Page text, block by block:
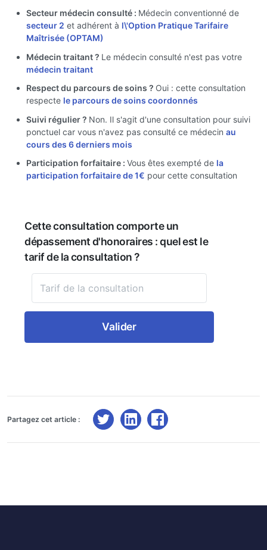
Secteur médecin consulté : Médecin conventionné de
secteur 2 et adhérent à l\'Option Pratique Tarifaire
Maîtrisée (OPTAM)
Médecin traitant ? Le médecin consulté n'est pas votre
médecin traitant
Respect du parcours de soins ? Oui : cette consultation
respecte le parcours de soins coordonnés
Suivi régulier ? Non. Il s'agit d'une consultation pour suivi
ponctuel car vous n'avez pas consulté ce médecin au
cours des 6 derniers mois
Participation forfaitaire : Vous êtes exempté de la
participation forfaitaire de 1€ pour cette consultation
Cette consultation comporte un
dépassement d'honoraires : quel est le
tarif de la consultation ?
Valider
Partagez cet article :